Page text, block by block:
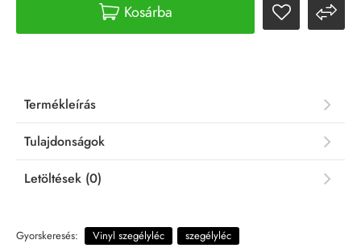
Kosárba
Termékleírás
Tulajdonságok
Letöltések (0)
Gyorskeresés: Vinyl szegélyléc
szegélyléc